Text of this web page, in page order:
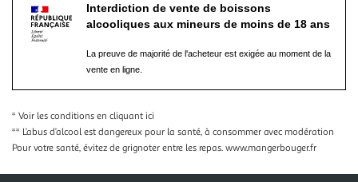
Interdiction de vente de boissons
alcooliques aux mineurs de moins de 18 ans
La preuve de majorité de l'acheteur est exigée au moment de la
vente en ligne.
* Voir les conditions en cliquant ici
** L’abus d’alcool est dangereux pour la santé, à consommer avec modération
Pour votre santé, évitez de grignoter entre les repas. www.mangerbouger.fr